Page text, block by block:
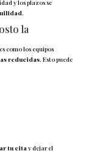
y los plazos se
.
la
como los equipos
reducidas. Esto puede
tu citay dejar el